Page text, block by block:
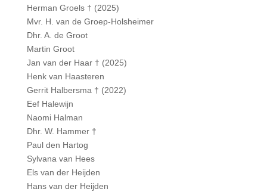
Herman Groels † (2025)
Mvr. H. van de Groep-Holsheimer
Dhr. A. de Groot
Martin Groot
Jan van der Haar † (2025)
Henk van Haasteren
Gerrit Halbersma † (2022)
Eef Halewijn
Naomi Halman
Dhr. W. Hammer †
Paul den Hartog
Sylvana van Hees
Els van der Heijden
Hans van der Heijden